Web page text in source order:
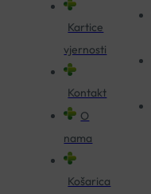
Kartice
vjernosti
Kontakt
O
nama
Košarica